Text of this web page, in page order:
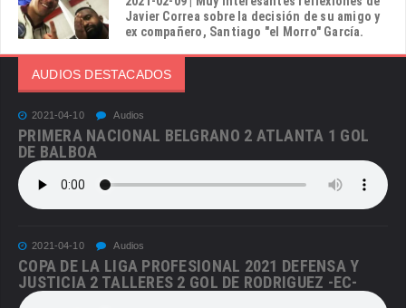
Javier Correa sobre la decisión de su amigo y
ex compañero, Santiago "el Morro" García.
AUDIOS DESTACADOS
2021-04-10 Audios
PRIMERA NACIONAL BELGRANO 2 ATLANTA 1 GOL
DE BALBOA
2021-04-10 Audios
COPA DE LA LIGA PROFESIONAL 2021 DEFENSA Y
JUSTICIA 2 TALLERES 2 GOL DE RODRIGUEZ -EC-